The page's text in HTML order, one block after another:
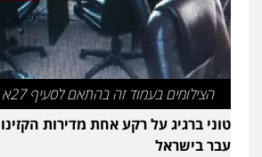
עו"ד אסף דוק
עבירות מין סמים
חמורה חקירות ומעצרים
0526885006
עו"ד שלי גורביץ – לוי
משפט פלילי פשיעה חמורה
וחקירות צבאי תעבורה
הצילומים בעמוד זה בהתאם לסעיף 27א לחוק זכויות יוצרים
טוני ברגיג על רקע אחת מדירות
עבר בישראל